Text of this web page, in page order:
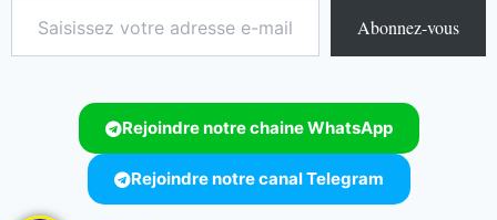
Abonnez-vous
Rejoindre notre chaine WhatsApp
Rejoindre notre canal Telegram